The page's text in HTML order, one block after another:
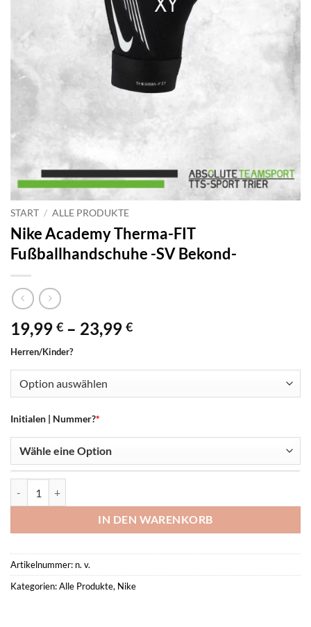
START / ALLE PRODUKTE
Nike Academy Therma-FIT
Fußballhandschuhe -SV Bekond-
19,99 € – 23,99 €Preisspanne:
Herren/Kinder?
*
Initialen | Nummer?
IN DEN WARENKORB
Artikelnummer: n. v.
Kategorien:Alle Produkte, Nike